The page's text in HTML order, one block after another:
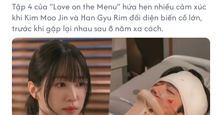
Tập 4 của “Love on the Menu” hứa hẹn nhiều cảm xúc
khi Kim Moo Jin và Han Gyu Rim đối diện biến cố lớn,
trước khi gặp lại nhau sau 8 năm xa cách.